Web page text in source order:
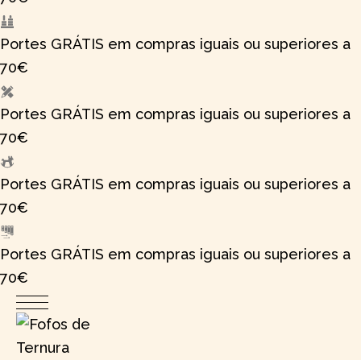
Portes GRÁTIS em compras iguais ou superiores a
70€
Portes GRÁTIS em compras iguais ou superiores a
70€
Portes GRÁTIS em compras iguais ou superiores a
70€
Portes GRÁTIS em compras iguais ou superiores a
70€